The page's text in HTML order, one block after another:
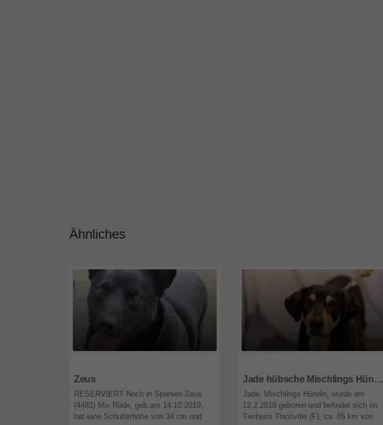
Ähnliches
Zeus
RESERVIERT Noch in Spanien Zeus
(4483) Mix Rüde, geb.am 14.10.2019,
hat eine Schulterhöhe von 34 cm und
Jade hübsche Mischlings Hündin sucht immer noch ein Zuhause
Jade, Mischlings Hündin, wurde am
12.2.2018 geboren und befindet sich im
Tierheim Thionville (F), ca. 85 km von